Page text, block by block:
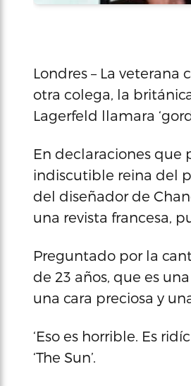
Londres – La
otra colega, la
Lagerfeld llamara
En declaraciones que
indiscutible reina del
del diseñador de
una revista francesa,
Preguntado por la
de 23 años, que es
una cara preciosa y
‘Eso es horrible. Es
‘The Sun’.